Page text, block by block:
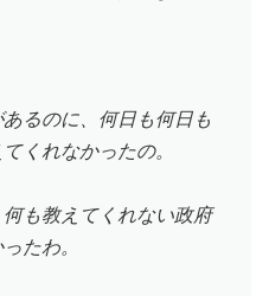
るのに、何日も何日も
くれなかったの。
も教えてくれない政府
たわ。